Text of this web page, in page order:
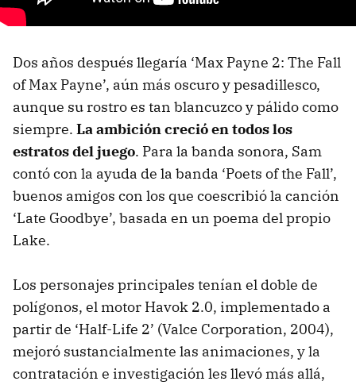
Dos años después llegaría ‘Max Payne 2: The Fall
of Max Payne’, aún más oscuro y pesadillesco,
aunque su rostro es tan blancuzco y pálido como
siempre. La ambición creció en todos los
estratos del juego. Para la banda sonora, Sam
contó con la ayuda de la banda ‘Poets of the Fall’,
buenos amigos con los que coescribió la canción
‘Late Goodbye’, basada en un poema del propio
Lake.
Los personajes principales tenían el doble de
polígonos, el motor Havok 2.0, implementado a
partir de ‘Half-Life 2’ (Valce Corporation, 2004),
mejoró sustancialmente las animaciones, y la
contratación e investigación les llevó más allá,